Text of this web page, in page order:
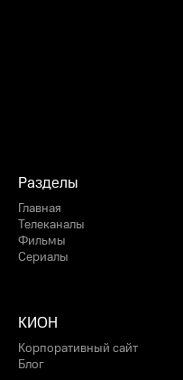
Разделы
Главная
Телеканалы
Фильмы
Сериалы
КИОН
Корпоративный сайт
Блог